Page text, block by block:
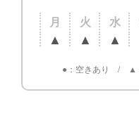
月 火 水
▲ ▲ ▲
● ：空きあり / ▲